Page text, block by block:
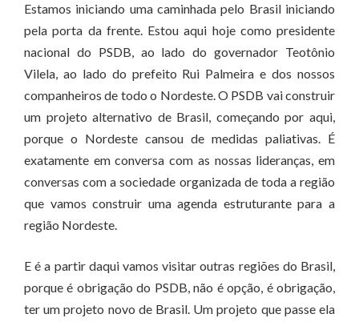
Estamos iniciando uma caminhada pelo Brasil iniciando
pela porta da frente. Estou aqui hoje como presidente
nacional do PSDB, ao lado do governador Teotônio
Vilela, ao lado do prefeito Rui Palmeira e dos nossos
companheiros de todo o Nordeste. O PSDB vai construir
um projeto alternativo de Brasil, começando por aqui,
porque o Nordeste cansou de medidas paliativas. É
exatamente em conversa com as nossas lideranças, em
conversas com a sociedade organizada de toda a região
que vamos construir uma agenda estruturante para a
região Nordeste.
E é a partir daqui vamos visitar outras regiões do Brasil,
porque é obrigação do PSDB, não é opção, é obrigação,
ter um projeto novo de Brasil. Um projeto que passe ela